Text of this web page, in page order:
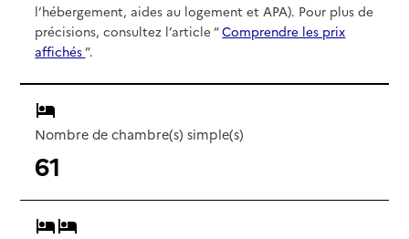
l’hébergement, aides au logement et APA). Pour plus de
précisions, consultez l’article “Comprendre les prix
affichés”.
Nombre de chambre(s) simple(s)
61